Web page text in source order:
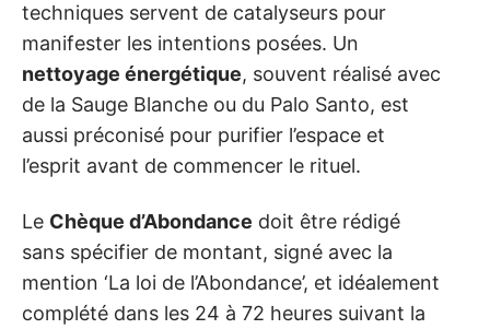
techniques servent de catalyseurs pour
manifester les intentions posées. Un
nettoyage énergétique, souvent réalisé avec
de la Sauge Blanche ou du Palo Santo, est
aussi préconisé pour purifier l’espace et
l’esprit avant de commencer le rituel.
Le Chèque d’Abondance doit être rédigé
sans spécifier de montant, signé avec la
mention ‘La loi de l’Abondance’, et idéalement
complété dans les 24 à 72 heures suivant la